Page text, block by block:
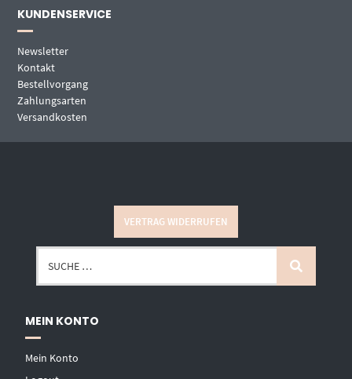
KUNDENSERVICE
Newsletter
Kontakt
Bestellvorgang
Zahlungsarten
Versandkosten
VERTRAG WIDERRUFEN
MEIN KONTO
Mein Konto